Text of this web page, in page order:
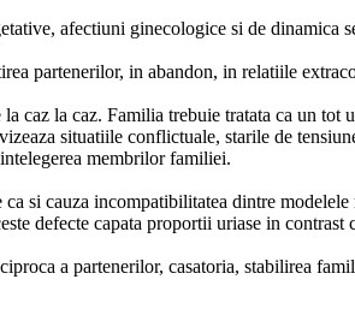
afectiuni ginecologice si de
partenerilor, in abandon, in relatiile
caz la caz. Familia trebuie tratata ca un
situatiile conflictuale, starile de
membrilor familiei.
si cauza incompatibilitatea dintre
defecte capata proportii uriase in
a partenerilor, casatoria, stabilirea